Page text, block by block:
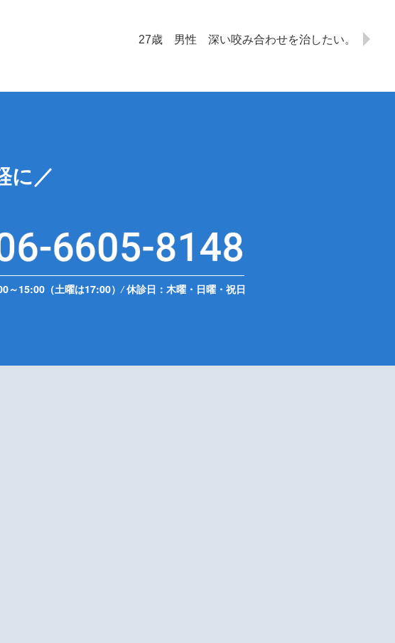
27歳 男性 深い咬み合わせを治したい。
に／
～15:00（土曜は17:00） /休診日：木曜・日曜・祝日